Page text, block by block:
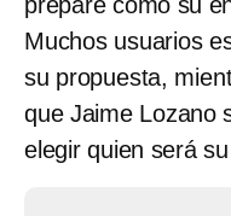
Muchos usuarios
su propuesta,
que Jaime Lozano
elegir quien será